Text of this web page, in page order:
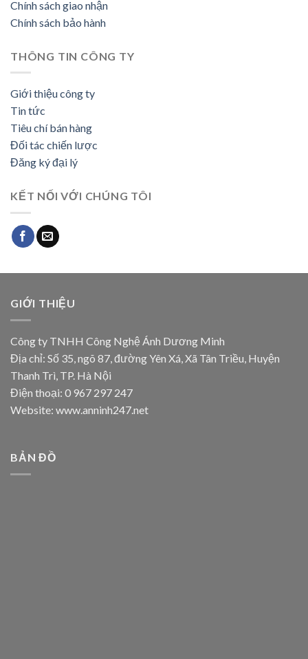
Chính sách giao nhận
Chính sách bảo hành
THÔNG TIN CÔNG TY
Giới thiệu công ty
Tin tức
Tiêu chí bán hàng
Đối tác chiến lược
Đăng ký đại lý
KẾT NỐI VỚI CHÚNG TÔI
GIỚI THIỆU
Công ty TNHH Công Nghệ Ánh Dương Minh
Địa chỉ: Số 35, ngõ 87, đường Yên Xá, Xã Tân Triều, Huyện
Thanh Trì, TP. Hà Nội
Điện thoại: 0 967 297 247
Website: www.anninh247.net
BẢN ĐỒ